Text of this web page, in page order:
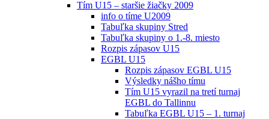
Tím U15 – staršie žiačky 2009
info o tíme U2009
Tabuľka skupiny Stred
Tabuľka skupiny o 1.-8. miesto
Rozpis zápasov U15
EGBL U15
Rozpis zápasov EGBL U15
Výsledky nášho tímu
Tím U15 vyrazil na tretí turnaj
EGBL do Tallinnu
Tabuľka EGBL U15 – 1. turnaj